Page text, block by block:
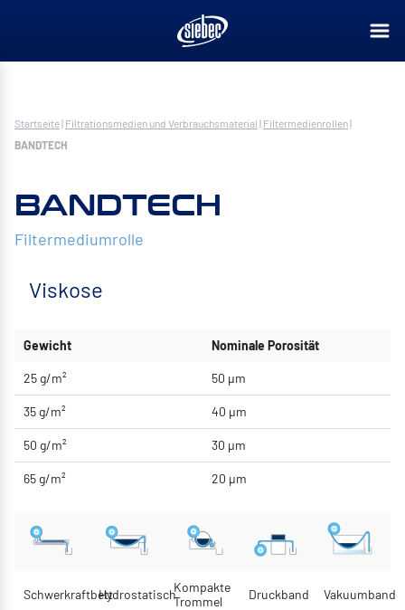
Startseite| Filtrationsmedien und Verbrauchsmaterial | Filtermedienrollen|
BANDTECH
BANDTECH
Filtermediumrolle
Viskose
Gewicht Nominale Porosität
25 g/m² 50 μm
35 g/m² 40 μm
50 g/m² 30 μm
65 g/m² 20 μm
SchwerkraftbettHydrostatischKompakte
Trommel
Druckband Vakuumband